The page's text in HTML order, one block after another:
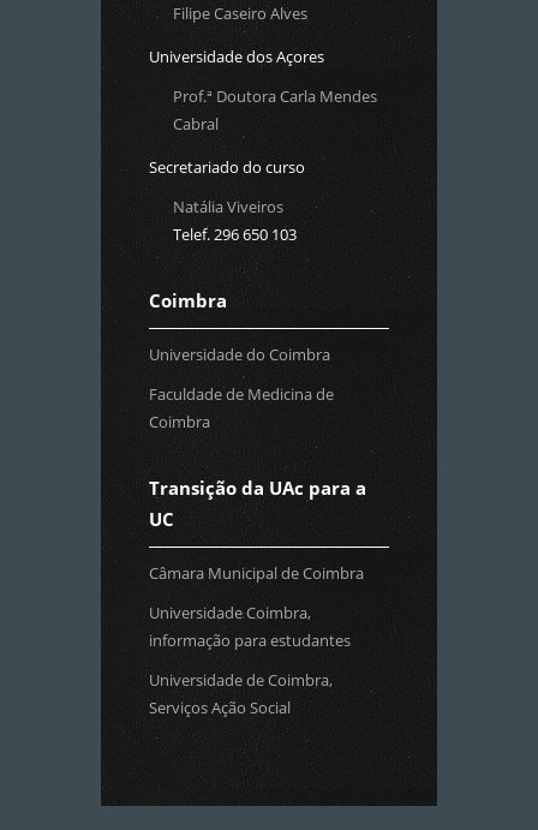
Filipe Caseiro Alves
Universidade dos Açores
Prof.ª Doutora Carla Mendes
Cabral
Secretariado do curso
Natália Viveiros
Telef. 296 650 103
Coimbra
Universidade do Coimbra
Faculdade de Medicina de
Coimbra
Transição da UAc para a
UC
Câmara Municipal de Coimbra
Universidade Coimbra,
informação para estudantes
Universidade de Coimbra,
Serviços Ação Social